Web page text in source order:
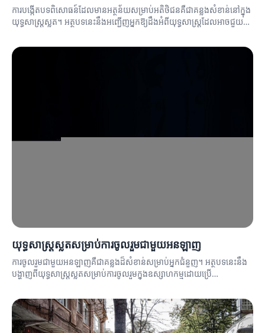
ការបង្កើតបទពិសោធន៍ដែលមានអត្ថន័យសម្រាប់អតិថិជនគឺជាគន្លងសំខាន់នៅក្នុង
យុទ្ធសាស្ត្រស្លត។ អត្ថបទនេះនឹងអញ្ជើញអ្នកឱ្យដឹងអំពីយុទ្ធសាស្ត្រដែលអាចជួយ
យុទ្ធសាស្ត្រស្លតសម្រាប់ការចូលរួមជាមួយអនឡាញ
ការចូលរួមជាមួយអនឡាញគឺជាគន្លងដ៏សំខាន់សម្រាប់អ្នកជំនួញ។ អត្ថបទនេះនឹង
បង្ហាញពីយុទ្ធសាស្ត្រស្លតសម្រាប់ការចូលរួមក្នុងឧស្សាហកម្មដោយប្រើ